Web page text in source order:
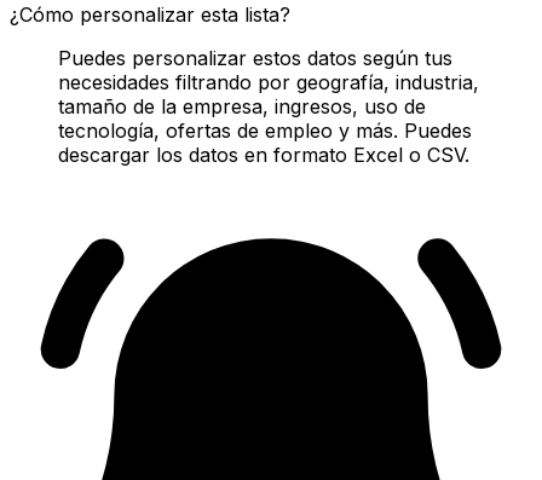
¿Cómo personalizar esta lista?
Puedes personalizar estos datos según tus
necesidades filtrando por geografía, industria,
tamaño de la empresa, ingresos, uso de
tecnología, ofertas de empleo y más. Puedes
descargar los datos en formato Excel o CSV.